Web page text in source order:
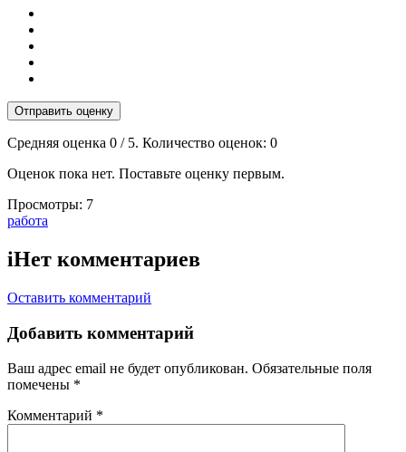
Отправить оценку
Средняя оценка 0 / 5. Количество оценок: 0
Оценок пока нет. Поставьте оценку первым.
Просмотры: 7
Тэги:
работа
iНет комментариев
Оставить комментарий
Добавить комментарий
Ваш адрес email не будет опубликован. Обязательные поля
помечены *
Комментарий *